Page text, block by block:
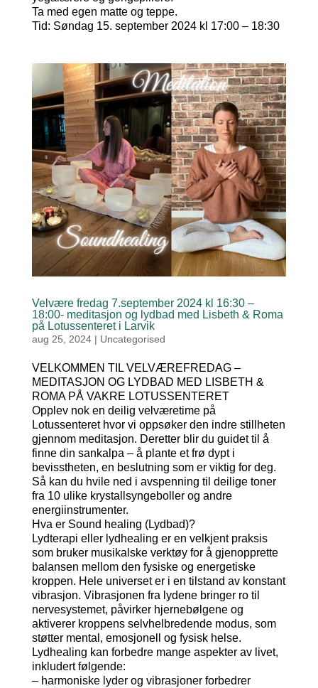
Ta med egen matte og teppe.
Tid: Søndag 15. september 2024 kl 17:00 – 18:30
Velvære fredag 7.september 2024 kl 16:30 –
18:00- meditasjon og lydbad med Lisbeth & Roma
på Lotussenteret i Larvik
aug 25, 2024| Uncategorised
VELKOMMEN TIL VELVÆREFREDAG –
MEDITASJON OG LYDBAD MED LISBETH &
ROMA PÅ VAKRE LOTUSSENTERET
Opplev nok en deilig velværetime på
Lotussenteret hvor vi oppsøker den indre stillheten
gjennom meditasjon. Deretter blir du guidet til å
finne din sankalpa – å plante et frø dypt i
bevisstheten, en beslutning som er viktig for deg.
Så kan du hvile ned i avspenning til deilige toner
fra 10 ulike krystallsyngeboller og andre
energiinstrumenter.
Hva er Sound healing (Lydbad)?
Lydterapi eller lydhealing er en velkjent praksis
som bruker musikalske verktøy for å gjenopprette
balansen mellom den fysiske og energetiske
kroppen. Hele universet er i en tilstand av konstant
vibrasjon. Vibrasjonen fra lydene bringer ro til
nervesystemet, påvirker hjernebølgene og
aktiverer kroppens selvhelbredende modus, som
støtter mental, emosjonell og fysisk helse.
Lydhealing kan forbedre mange aspekter av livet,
inkludert følgende:
– harmoniske lyder og vibrasjoner forbedrer